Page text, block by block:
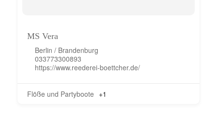
MS Vera
Berlin / Brandenburg
033773300893
https://www.reederei-boettcher.de/
Flöße und Partyboote +1